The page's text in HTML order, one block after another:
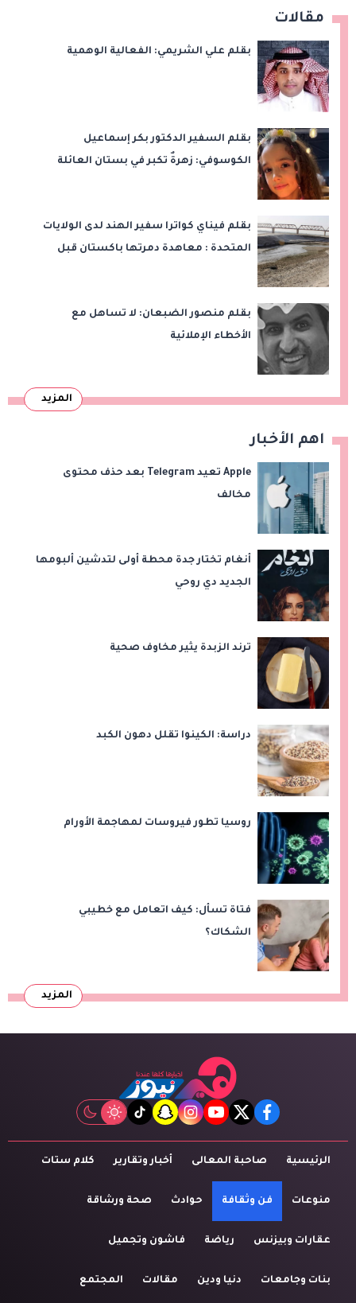
مقالات
بقلم علي الشريمي: الفعالية الوهمية
بقلم السفير الدكتور بكر إسماعيل
الكوسوفي: زهرةٌ تكبر في بستان العائلة
بقلم فيناي كواترا سفير الهند لدى الولايات
المتحدة : معاهدة دمرتها باكستان قبل
بقلم منصور الضبعان: لا تساهل مع
الأخطاء الإملائية
المزيد
اهم الأخبار
Apple تعيد Telegram بعد حذف محتوى
مخالف
أنغام تختار جدة محطة أولى لتدشين ألبومها
الجديد دي روحي
ترند الزبدة يثير مخاوف صحية
دراسة: الكينوا تقلل دهون الكبد
روسيا تطور فيروسات لمهاجمة الأورام
فتاة تسأل: كيف اتعامل مع خطيبي
الشكاك؟
المزيد
facebook
twitter
youtube
instagram
snapchat
tiktok
الرئيسية صاحبة المعالى أخبار وتقارير كلام ستات
منوعات فن وثقافة حوادث صحة ورشاقة
عقارات وبيزنس رياضة فاشون وتجميل
بنات وجامعات دنيا ودين مقالات المجتمع